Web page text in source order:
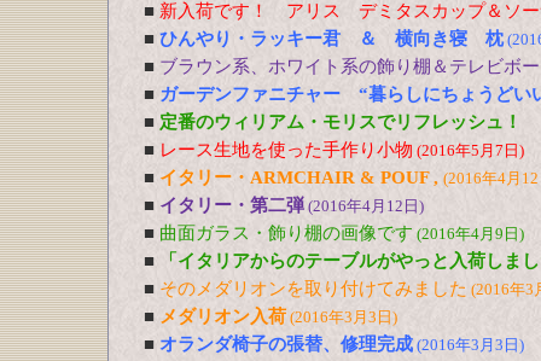
■ 新入荷です！ アリス デミタスカップ＆ソ
■ ひんやり・ラッキー君 ＆ 横向き寝 枕
■ ブラウン系、ホワイト系の飾り棚＆テレビボ
■ ガーデンファニチャー “暮らしにちょうど
■ 定番のウィリアム・モリスでリフレッシュ！
■ レース生地を使った手作り小物 (2016年5月7日)
■ イタリー・ARMCHAIR & POUF , (2016年4月
■ イタリー・第二弾 (2016年4月12日)
■ 曲面ガラス・飾り棚の画像です (2016年4月9日)
■
「イタリアからのテーブルがやっと入荷しま
■ そのメダリオンを取り付けてみました (2016年3
■ メダリオン入荷 (2016年3月3日)
■ オランダ椅子の張替、修理完成 (2016年3月3日)